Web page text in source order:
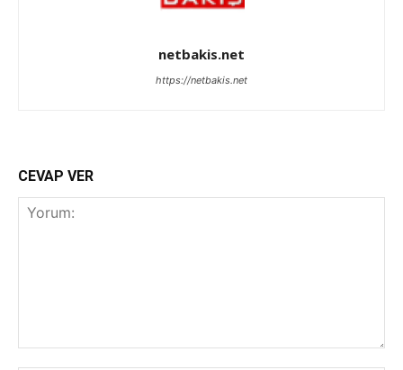
netbakis.net
https://netbakis.net
CEVAP VER